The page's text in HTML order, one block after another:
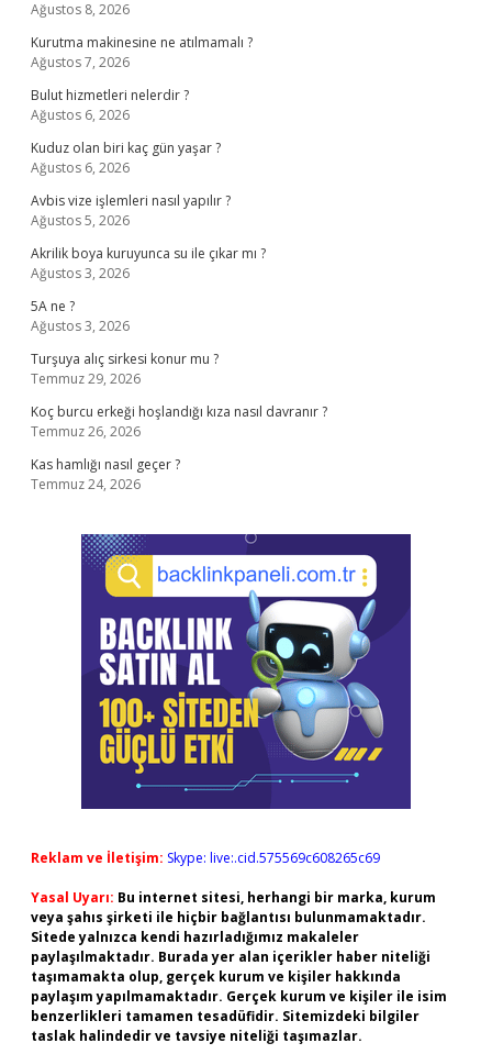
Ağustos 8, 2026
Kurutma makinesine ne atılmamalı ?
Ağustos 7, 2026
Bulut hizmetleri nelerdir ?
Ağustos 6, 2026
Kuduz olan biri kaç gün yaşar ?
Ağustos 6, 2026
Avbis vize işlemleri nasıl yapılır ?
Ağustos 5, 2026
Akrilik boya kuruyunca su ile çıkar mı ?
Ağustos 3, 2026
5A ne ?
Ağustos 3, 2026
Turşuya alıç sirkesi konur mu ?
Temmuz 29, 2026
Koç burcu erkeği hoşlandığı kıza nasıl davranır ?
Temmuz 26, 2026
Kas hamlığı nasıl geçer ?
Temmuz 24, 2026
Reklam ve İletişim: Skype: live:.cid.575569c608265c69
Yasal Uyarı: Bu internet sitesi, herhangi bir marka, kurum
veya şahıs şirketi ile hiçbir bağlantısı bulunmamaktadır.
Sitede yalnızca kendi hazırladığımız makaleler
paylaşılmaktadır. Burada yer alan içerikler haber niteliği
taşımamakta olup, gerçek kurum ve kişiler hakkında
paylaşım yapılmamaktadır. Gerçek kurum ve kişiler ile isim
benzerlikleri tamamen tesadüfidir. Sitemizdeki bilgiler
taslak halindedir ve tavsiye niteliği taşımazlar.